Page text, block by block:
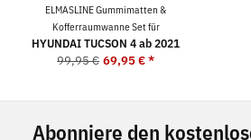
ELMASLINE Gummimatten &
Kofferraumwanne Set für
HYUNDAI TUCSON 4 ab 2021
99,95 € 69,95 €*
Abonniere den